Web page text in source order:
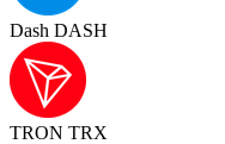
Dash DASH
TRON TRX